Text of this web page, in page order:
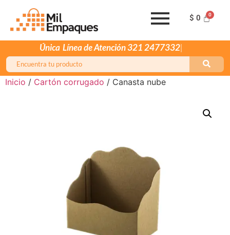
$ 0
Única Línea de Atención
Inicio / Cartón corrugado / Canasta nube